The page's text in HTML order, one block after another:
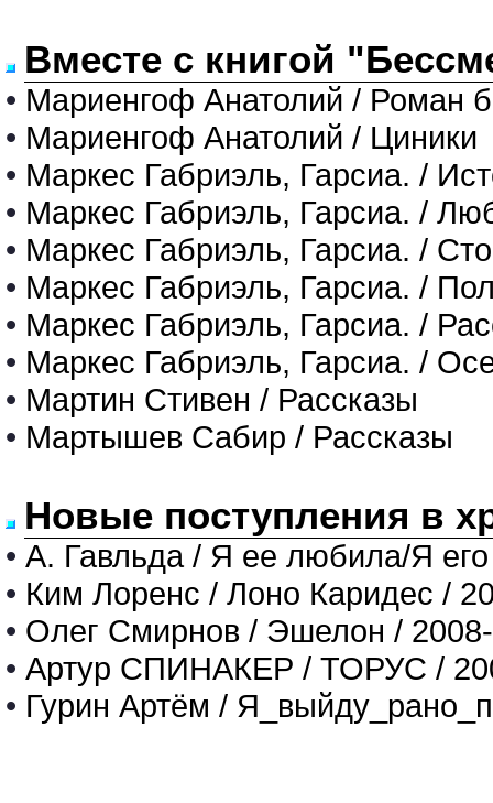
Вместе с книгой
• Мариенгоф Анатолий / Роман
• Мариенгоф Анатолий / Циники
• Маркес Габриэль, Гарсиа. /
• Маркес Габриэль, Гарсиа. /
• Маркес Габриэль, Гарсиа. /
• Маркес Габриэль, Гарсиа. /
• Маркес Габриэль, Гарсиа. /
• Маркес Габриэль, Гарсиа. /
• Мартин Стивен / Рассказы
• Мартышев Сабир / Рассказы
Новые поступления в
• А. Гавльда / Я ее любила/Я
• Ким Лоренс / Лоно Каридес /
• Олег Смирнов / Эшелон /
• Артур СПИНАКЕР / ТОРУС /
• Гурин Артём /